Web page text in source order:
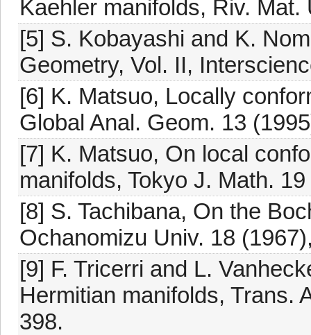
Kaehler manifolds, Riv.
[5] S. Kobayashi and K.
Geometry, Vol. II,
[6] K. Matsuo, Locally
Global Anal. Geom. 13
[7] K. Matsuo, On local
manifolds, Tokyo J. Math.
[8] S. Tachibana, On the
Ochanomizu Univ. 18
[9] F. Tricerri and L.
Hermitian manifolds, Trans.
398.